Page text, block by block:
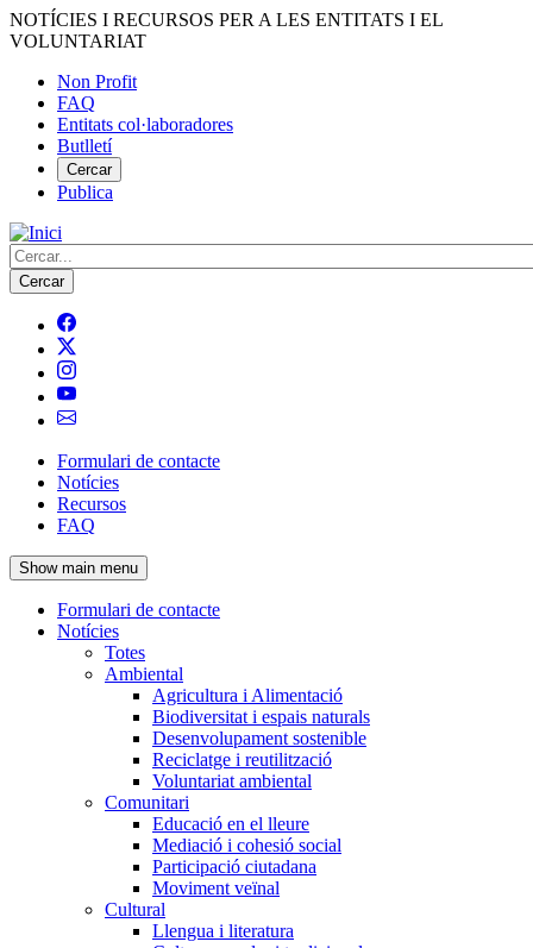
Vés
al
NOTÍCIES I RECURSOS PER A LES ENTITATS I EL
VOLUNTARIAT
Menú
del
compte
d'usuari
Non Profit
FAQ
Entitats col·laboradores
Butlletí
Cercar
Publica
Cerca
Navegació
principal
de
l'encapçalament
Formulari de contacte
Notícies
Recursos
FAQ
Show main menu
Navegació
principal
Formulari de contacte
Notícies
Totes
Ambiental
Agricultura i Alimentació
Biodiversitat i espais naturals
Desenvolupament sostenible
Reciclatge i reutilització
Voluntariat ambiental
Comunitari
Educació en el lleure
Mediació i cohesió social
Participació ciutadana
Moviment veïnal
Cultural
Llengua i literatura